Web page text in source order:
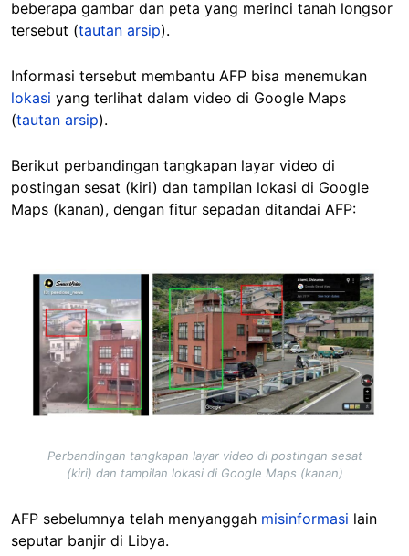
beberapa gambar dan peta yang merinci tanah longsor
tersebut (tautan arsip).
Informasi tersebut membantu AFP bisa menemukan
lokasi yang terlihat dalam video di Google Maps
(tautan arsip).
Berikut perbandingan tangkapan layar video di
postingan sesat (kiri) dan tampilan lokasi di Google
Maps (kanan), dengan fitur sepadan ditandai AFP:
Image
Perbandingan tangkapan layar video di postingan sesat
(kiri) dan tampilan lokasi di Google Maps (kanan)
AFP sebelumnya telah menyanggah misinformasi lain
seputar banjir di Libya.